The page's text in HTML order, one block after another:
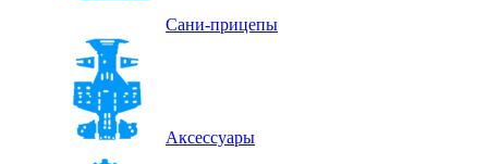
Сани-прицепы
Аксессуары